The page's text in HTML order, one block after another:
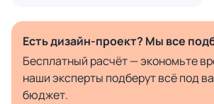
Есть дизайн-проект? Мы все
Бесплатный расчёт — экономьте
наши эксперты подберут всё под
бюджет.